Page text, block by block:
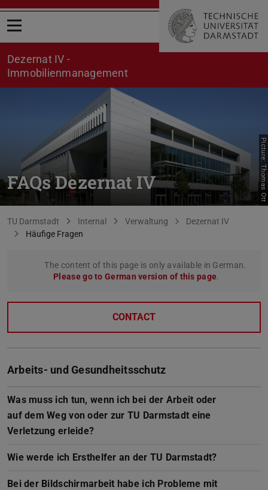
Open menu
Dezernat IV -
Immobilienmanagement
FAQs Dezernat IV Picture: Thomas Ott
You are here:
TU Darmstadt Internal Verwaltung
Dezernat IV
Häufige Fragen
The content of this page is only available in German.
Please go to German version of this page.
CONTACT
Arbeits- und Gesundheitsschutz
Was muss ich tun, wenn ich bei der Arbeit oder
auf dem Weg von oder zur TU Darmstadt eine
Verletzung erleide?
Wie werde ich Ersthelfer an der TU Darmstadt?
Bei der Bildschirmarbeit habe ich Probleme mit